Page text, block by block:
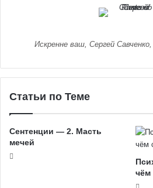
Искренне ваш, Сергей
Статьи по Теме
Сентенции — 2. Масть
мечей
чём